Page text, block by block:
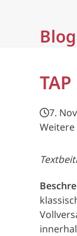
Blog
7.